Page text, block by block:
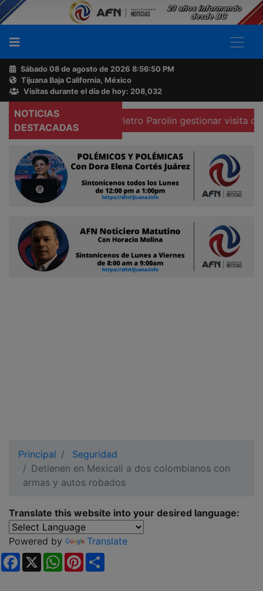
Sábado 08 de agosto de 2026 8:56:51 PM
Tijuana Baja California, México
Visitas durante el día de hoy: 208,032
NOTICIAS
DESTACADAS
Mexicano a Pietro Parolin gestionar visita del Papa al
Principal
Seguridad
Detienen en Mexicali a dos colombianos con
armas y autos robados
Translate this website into your desired language:
Powered by
Translate
Facebook
X WhatsApp
Pinterest
Buscador
Acerca
de
AFN
Ventas
Contacto
Reportero
Ciudadano